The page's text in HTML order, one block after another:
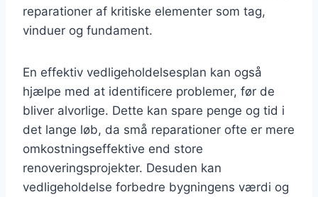
reparationer af kritiske elementer som tag,
vinduer og fundament.
En effektiv vedligeholdelsesplan kan også
hjælpe med at identificere problemer, før de
bliver alvorlige. Dette kan spare penge og tid i
det lange løb, da små reparationer ofte er mere
omkostningseffektive end store
renoveringsprojekter. Desuden kan
vedligeholdelse forbedre bygningens værdi og